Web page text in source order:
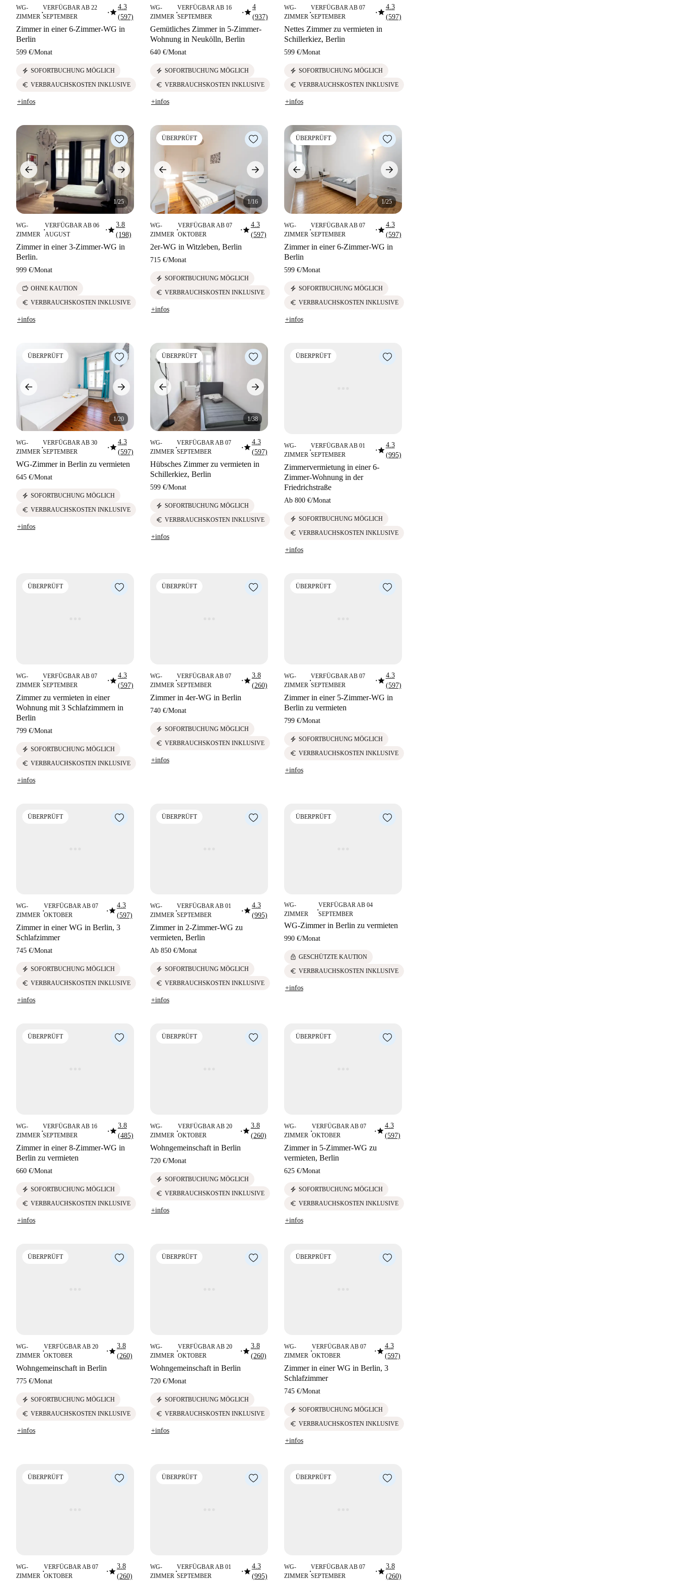
WG-
ZIMMER
■
VERFÜGBAR AB 22
SEPTEMBER
■star4.3
(597)
Zimmer in einer 6-Zimmer-WG in
Berlin
599 €/Monat
electric_bolt SOFORTBUCHUNG MÖGLICH
euro VERBRAUCHSKOSTEN INKLUSIVE
+infos
WG-
ZIMMER
■
VERFÜGBAR AB 16
SEPTEMBER
■star4
(937)
Gemütliches Zimmer in 5-Zimmer-
Wohnung in Neukölln, Berlin
640 €/Monat
electric_bolt SOFORTBUCHUNG MÖGLICH
euro VERBRAUCHSKOSTEN INKLUSIVE
+infos
WG-
ZIMMER
■
VERFÜGBAR AB 07
SEPTEMBER
■star4.3
(597)
Nettes Zimmer zu vermieten in
Schillerkiez, Berlin
599 €/Monat
electric_bolt SOFORTBUCHUNG MÖGLICH
euro VERBRAUCHSKOSTEN INKLUSIVE
+infos
1/25
WG-
ZIMMER
■
VERFÜGBAR AB 06
AUGUST
■star3.8
(198)
Zimmer in einer 3-Zimmer-WG in
Berlin.
999 €/Monat
savings OHNE KAUTION
euro VERBRAUCHSKOSTEN INKLUSIVE
+infos
ÜBERPRÜFT
1/16
WG-
ZIMMER
■
VERFÜGBAR AB 07
OKTOBER
■star4.3
(597)
2er-WG in Witzleben, Berlin
715 €/Monat
electric_bolt SOFORTBUCHUNG MÖGLICH
euro VERBRAUCHSKOSTEN INKLUSIVE
+infos
ÜBERPRÜFT
1/25
WG-
ZIMMER
■
VERFÜGBAR AB 07
SEPTEMBER
■star4.3
(597)
Zimmer in einer 6-Zimmer-WG in
Berlin
599 €/Monat
electric_bolt SOFORTBUCHUNG MÖGLICH
euro VERBRAUCHSKOSTEN INKLUSIVE
+infos
ÜBERPRÜFT
1/20
WG-
ZIMMER
■
VERFÜGBAR AB 30
SEPTEMBER
■star4.3
(597)
WG-Zimmer in Berlin zu vermieten
645 €/Monat
electric_bolt SOFORTBUCHUNG MÖGLICH
euro VERBRAUCHSKOSTEN INKLUSIVE
+infos
ÜBERPRÜFT
1/38
WG-
ZIMMER
■
VERFÜGBAR AB 07
SEPTEMBER
■star4.3
(597)
Hübsches Zimmer zu vermieten in
Schillerkiez, Berlin
599 €/Monat
electric_bolt SOFORTBUCHUNG MÖGLICH
euro VERBRAUCHSKOSTEN INKLUSIVE
+infos
ÜBERPRÜFT
WG-
ZIMMER
■
VERFÜGBAR AB 01
SEPTEMBER
■star4.3
(995)
Zimmervermietung in einer 6-
Zimmer-Wohnung in der
Friedrichstraße
Ab 800 €/Monat
electric_bolt SOFORTBUCHUNG MÖGLICH
euro VERBRAUCHSKOSTEN INKLUSIVE
+infos
ÜBERPRÜFT
WG-
ZIMMER
■
VERFÜGBAR AB 07
SEPTEMBER
■star4.3
(597)
Zimmer zu vermieten in einer
Wohnung mit 3 Schlafzimmern in
Berlin
799 €/Monat
electric_bolt SOFORTBUCHUNG MÖGLICH
euro VERBRAUCHSKOSTEN INKLUSIVE
+infos
ÜBERPRÜFT
WG-
ZIMMER
■
VERFÜGBAR AB 07
SEPTEMBER
■star3.8
(260)
Zimmer in 4er-WG in Berlin
740 €/Monat
electric_bolt SOFORTBUCHUNG MÖGLICH
euro VERBRAUCHSKOSTEN INKLUSIVE
+infos
ÜBERPRÜFT
WG-
ZIMMER
■
VERFÜGBAR AB 07
SEPTEMBER
■star4.3
(597)
Zimmer in einer 5-Zimmer-WG in
Berlin zu vermieten
799 €/Monat
electric_bolt SOFORTBUCHUNG MÖGLICH
euro VERBRAUCHSKOSTEN INKLUSIVE
+infos
ÜBERPRÜFT
WG-
ZIMMER
■
VERFÜGBAR AB 07
OKTOBER
■star4.3
(597)
Zimmer in einer WG in Berlin, 3
Schlafzimmer
745 €/Monat
electric_bolt SOFORTBUCHUNG MÖGLICH
euro VERBRAUCHSKOSTEN INKLUSIVE
+infos
ÜBERPRÜFT
WG-
ZIMMER
■
VERFÜGBAR AB 01
SEPTEMBER
■star4.3
(995)
Zimmer in 2-Zimmer-WG zu
vermieten, Berlin
Ab 850 €/Monat
electric_bolt SOFORTBUCHUNG MÖGLICH
euro VERBRAUCHSKOSTEN INKLUSIVE
+infos
ÜBERPRÜFT
WG-
ZIMMER
■
VERFÜGBAR AB 04
SEPTEMBER
WG-Zimmer in Berlin zu vermieten
990 €/Monat
lock GESCHÜTZTE KAUTION
euro VERBRAUCHSKOSTEN INKLUSIVE
+infos
ÜBERPRÜFT
WG-
ZIMMER
■
VERFÜGBAR AB 16
SEPTEMBER
■star3.8
(485)
Zimmer in einer 8-Zimmer-WG in
Berlin zu vermieten
660 €/Monat
electric_bolt SOFORTBUCHUNG MÖGLICH
euro VERBRAUCHSKOSTEN INKLUSIVE
+infos
ÜBERPRÜFT
WG-
ZIMMER
■
VERFÜGBAR AB 20
OKTOBER
■star3.8
(260)
Wohngemeinschaft in Berlin
720 €/Monat
electric_bolt SOFORTBUCHUNG MÖGLICH
euro VERBRAUCHSKOSTEN INKLUSIVE
+infos
ÜBERPRÜFT
WG-
ZIMMER
■
VERFÜGBAR AB 07
OKTOBER
■star4.3
(597)
Zimmer in 5-Zimmer-WG zu
vermieten, Berlin
625 €/Monat
electric_bolt SOFORTBUCHUNG MÖGLICH
euro VERBRAUCHSKOSTEN INKLUSIVE
+infos
ÜBERPRÜFT
WG-
ZIMMER
■
VERFÜGBAR AB 20
OKTOBER
■star3.8
(260)
Wohngemeinschaft in Berlin
775 €/Monat
electric_bolt SOFORTBUCHUNG MÖGLICH
euro VERBRAUCHSKOSTEN INKLUSIVE
+infos
ÜBERPRÜFT
WG-
ZIMMER
■
VERFÜGBAR AB 20
OKTOBER
■star3.8
(260)
Wohngemeinschaft in Berlin
720 €/Monat
electric_bolt SOFORTBUCHUNG MÖGLICH
euro VERBRAUCHSKOSTEN INKLUSIVE
+infos
ÜBERPRÜFT
WG-
ZIMMER
■
VERFÜGBAR AB 07
OKTOBER
■star4.3
(597)
Zimmer in einer WG in Berlin, 3
Schlafzimmer
745 €/Monat
electric_bolt SOFORTBUCHUNG MÖGLICH
euro VERBRAUCHSKOSTEN INKLUSIVE
+infos
ÜBERPRÜFT
WG-
ZIMMER
■
VERFÜGBAR AB 07
OKTOBER
■star3.8
(260)
ÜBERPRÜFT
WG-
ZIMMER
■
VERFÜGBAR AB 01
SEPTEMBER
■star4.3
(995)
ÜBERPRÜFT
WG-
ZIMMER
■
VERFÜGBAR AB 07
SEPTEMBER
■star3.8
(260)